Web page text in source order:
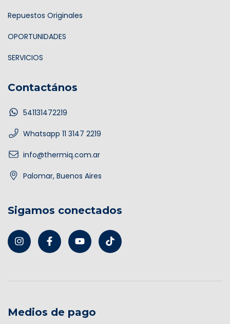
Repuestos Originales
OPORTUNIDADES
SERVICIOS
Contactános
541131472219
Whatsapp 11 3147 2219
info@thermiq.com.ar
Palomar, Buenos Aires
Sigamos conectados
Medios de pago